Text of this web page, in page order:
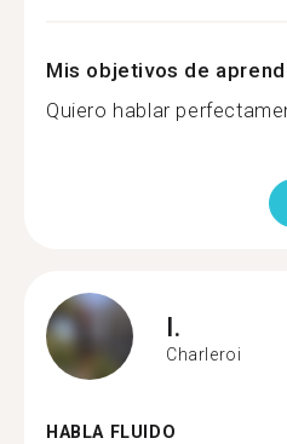
Mis objetivos de
Quiero hablar
I.
Charleroi
HABLA FLUIDO